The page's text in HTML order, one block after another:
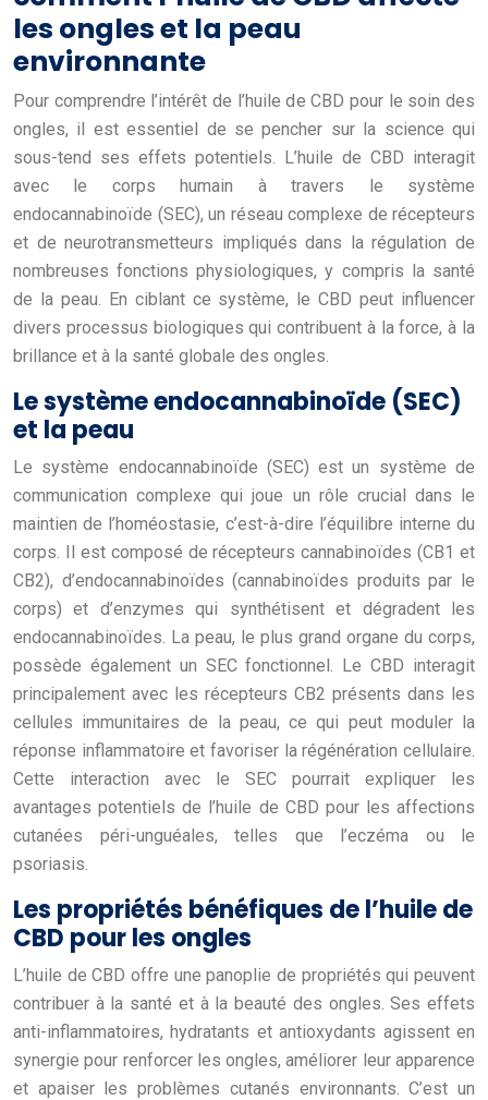
les ongles et la peau
environnante
Pour comprendre l’intérêt de l’huile de CBD pour le soin des
ongles, il est essentiel de se pencher sur la science qui
sous-tend ses effets potentiels. L’huile de CBD interagit
avec le corps humain à travers le système
endocannabinoïde (SEC), un réseau complexe de récepteurs
et de neurotransmetteurs impliqués dans la régulation de
nombreuses fonctions physiologiques, y compris la santé
de la peau. En ciblant ce système, le CBD peut influencer
divers processus biologiques qui contribuent à la force, à la
brillance et à la santé globale des ongles.
Le système endocannabinoïde (SEC)
et la peau
Le système endocannabinoïde (SEC) est un système de
communication complexe qui joue un rôle crucial dans le
maintien de l’homéostasie, c’est-à-dire l’équilibre interne du
corps. Il est composé de récepteurs cannabinoïdes (CB1 et
CB2), d’endocannabinoïdes (cannabinoïdes produits par le
corps) et d’enzymes qui synthétisent et dégradent les
endocannabinoïdes. La peau, le plus grand organe du corps,
possède également un SEC fonctionnel. Le CBD interagit
principalement avec les récepteurs CB2 présents dans les
cellules immunitaires de la peau, ce qui peut moduler la
réponse inflammatoire et favoriser la régénération cellulaire.
Cette interaction avec le SEC pourrait expliquer les
avantages potentiels de l’huile de CBD pour les affections
cutanées péri-unguéales, telles que l’eczéma ou le
psoriasis.
Les propriétés bénéfiques de l’huile de
CBD pour les ongles
L’huile de CBD offre une panoplie de propriétés qui peuvent
contribuer à la santé et à la beauté des ongles. Ses effets
anti-inflammatoires, hydratants et antioxydants agissent en
synergie pour renforcer les ongles, améliorer leur apparence
et apaiser les problèmes cutanés environnants. C’est un